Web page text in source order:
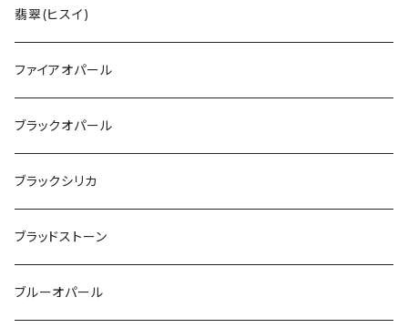
翡翠(ヒスイ)
ファイアオパール
ブラックオパール
ブラックシリカ
ブラッドストーン
ブルーオパール